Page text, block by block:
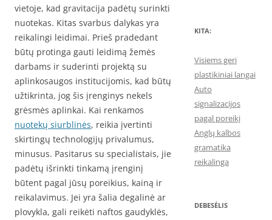
vietoje, kad gravitacija padėtų surinkti
nuotekas. Kitas svarbus dalykas yra
reikalingi leidimai. Prieš pradedant
būtų protinga gauti leidimą žemės
darbams ir suderinti projektą su
aplinkosaugos institucijomis, kad būtų
užtikrinta, jog šis įrenginys nekels
grėsmės aplinkai. Kai renkamos
nuotekų siurblinės, reikia įvertinti
skirtingų technologijų privalumus,
minusus. Pasitarus su specialistais, jie
padėtų išrinkti tinkamą įrenginį
būtent pagal jūsų poreikius, kainą ir
reikalavimus. Jei yra šalia degalinė ar
plovykla, gali reikėti naftos gaudyklės,
KITA:
Visiems geri
plastikiniai langai
Auto
signalizacijos
pagal poreikį
Anglų kalbos
gramatika
reikalinga
DEBESĖLIS